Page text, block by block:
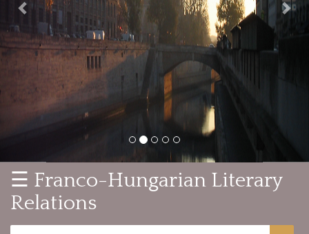
☰ Franco-Hungarian Literary
Relations